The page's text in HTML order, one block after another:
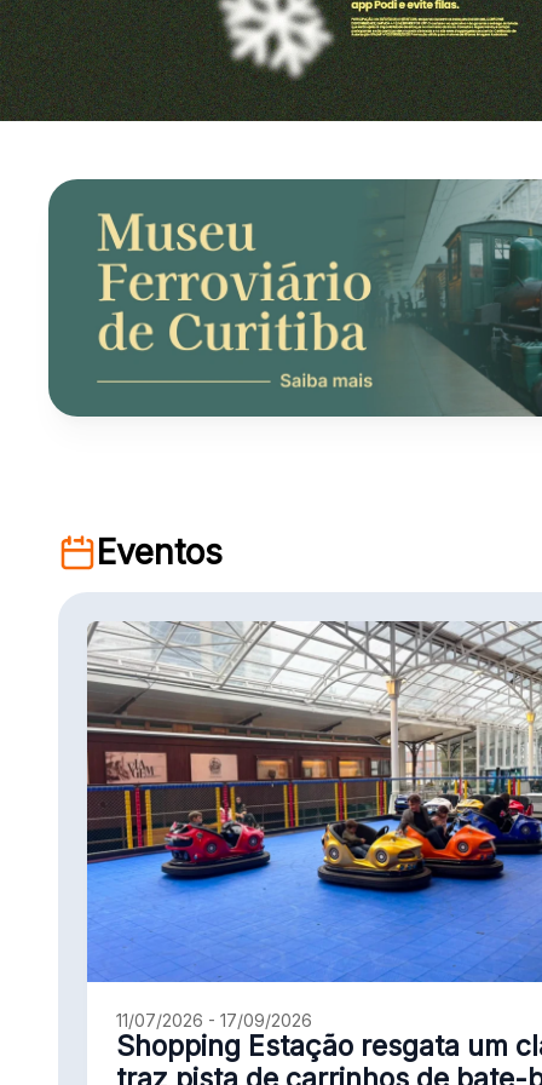
Eventos
11/07/2026 - 17/09/2026
Shopping Estação resgata um